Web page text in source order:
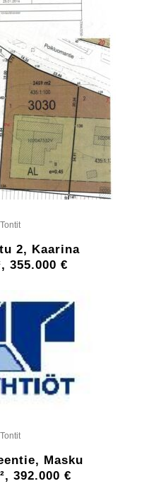
Tontit
2, Kaarina
355.000 €
Tontit
Masku
392.000 €